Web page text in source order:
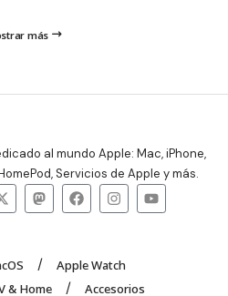
más
al mundo Apple: Mac, iPhone,
Servicios de Apple y más.
Apple Watch
& Home Accesorios